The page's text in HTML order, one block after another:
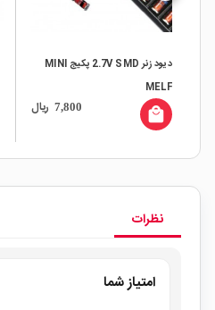
دیود زنر 2.7V SMD پکیج MINI
MELF
7,800 ریال local_mall
نظرات
امتیاز شما